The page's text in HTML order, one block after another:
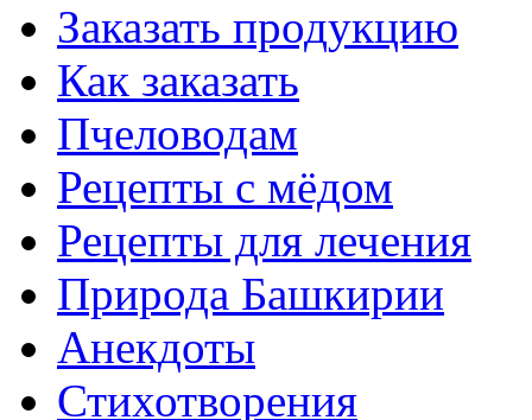
Заказать продукцию
Как заказать
Пчеловодам
Рецепты с мёдом
Рецепты для лечения
Природа Башкирии
Анекдоты
Стихотворения